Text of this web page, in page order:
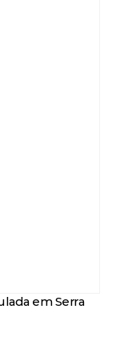
em Serra